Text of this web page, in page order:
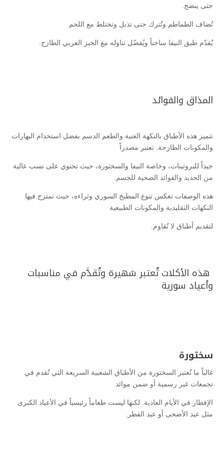
حتى ينضج.
تُضاف الطماطم وتُترك حتى تذبل وتختلط مع اللحم.
يُقدّم طبق النيفا ساخناً ويُفضّل تناوله مع الخبز العربي الطازج.
المذاق والفوائد
تتميز هذه الأطباق بالنكهة الغنية والطعم الدسم بفضل استخدام البهارات
والمكونات الطازجة. تعتبر مصدراً
جيداً للبروتينات، وخاصة النيفا والسختورة، حيث تحتوي على نسب عالية
من الحديد والفوائد الصحية للجسم.
هذه الوصفات تعكس تنوع المطبخ السوري وثراءه، حيث تمتزج فيها
النكهات التقليدية والمكونات الطبيعية
لتقديم أطباق لا تُقاوم.
هذه الأكلات تُعتبر شهيرة وتُقدَّم في مناسبات
وأعياد سورية
سختورة
غالباً ما تُعتبر السختورة من الأطباق الشعبية السريعة التي تُقدم في
تجمعات غير رسمية أو ضمن موائد
الإفطار في الأيام العادية. لكنها ليست طعاماً رئيسياً في الأعياد الكبرى
مثل عيد الأضحى أو عيد الفطر.